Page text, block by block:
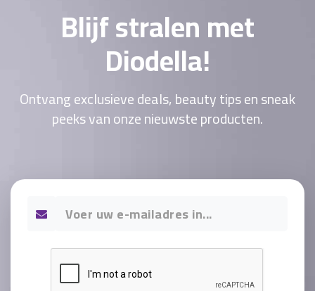
Blijf stralen met
Diodella!
Ontvang exclusieve deals, beauty tips en sneak
peeks van onze nieuwste producten.